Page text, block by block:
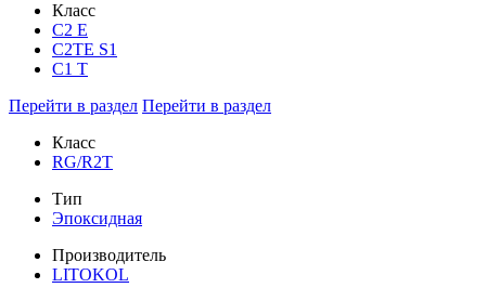
Класс
С2 Е
C2TE S1
C1 T
Перейти в раздел Перейти в раздел
Класс
RG/R2T
Тип
Эпоксидная
Производитель
LITOKOL